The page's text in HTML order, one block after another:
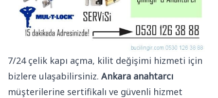
7/24 çelik kapı açma, kilit değişimi hizmeti için
bizlere ulaşabilirsiniz. Ankara anahtarcı
müşterilerine sertifikalı ve güvenli hizmet